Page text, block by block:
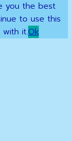
you the best
to use this
it.Ok